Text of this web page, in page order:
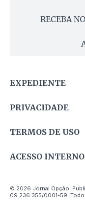
RECEBA
EXPEDIENTE
PRIVACIDADE
TERMOS DE USO
ACESSO INTERNO
© 2026 Jornal Opção.
09.236.355/0001-59.